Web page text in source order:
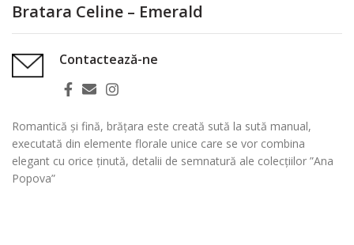
Bratara Celine – Emerald
Contactează-ne
Romantică și fină, brățara este creată sută la sută manual,
executată din elemente florale unice care se vor combina
elegant cu orice ținută, detalii de semnatură ale colecțiilor ”Ana
Popova”